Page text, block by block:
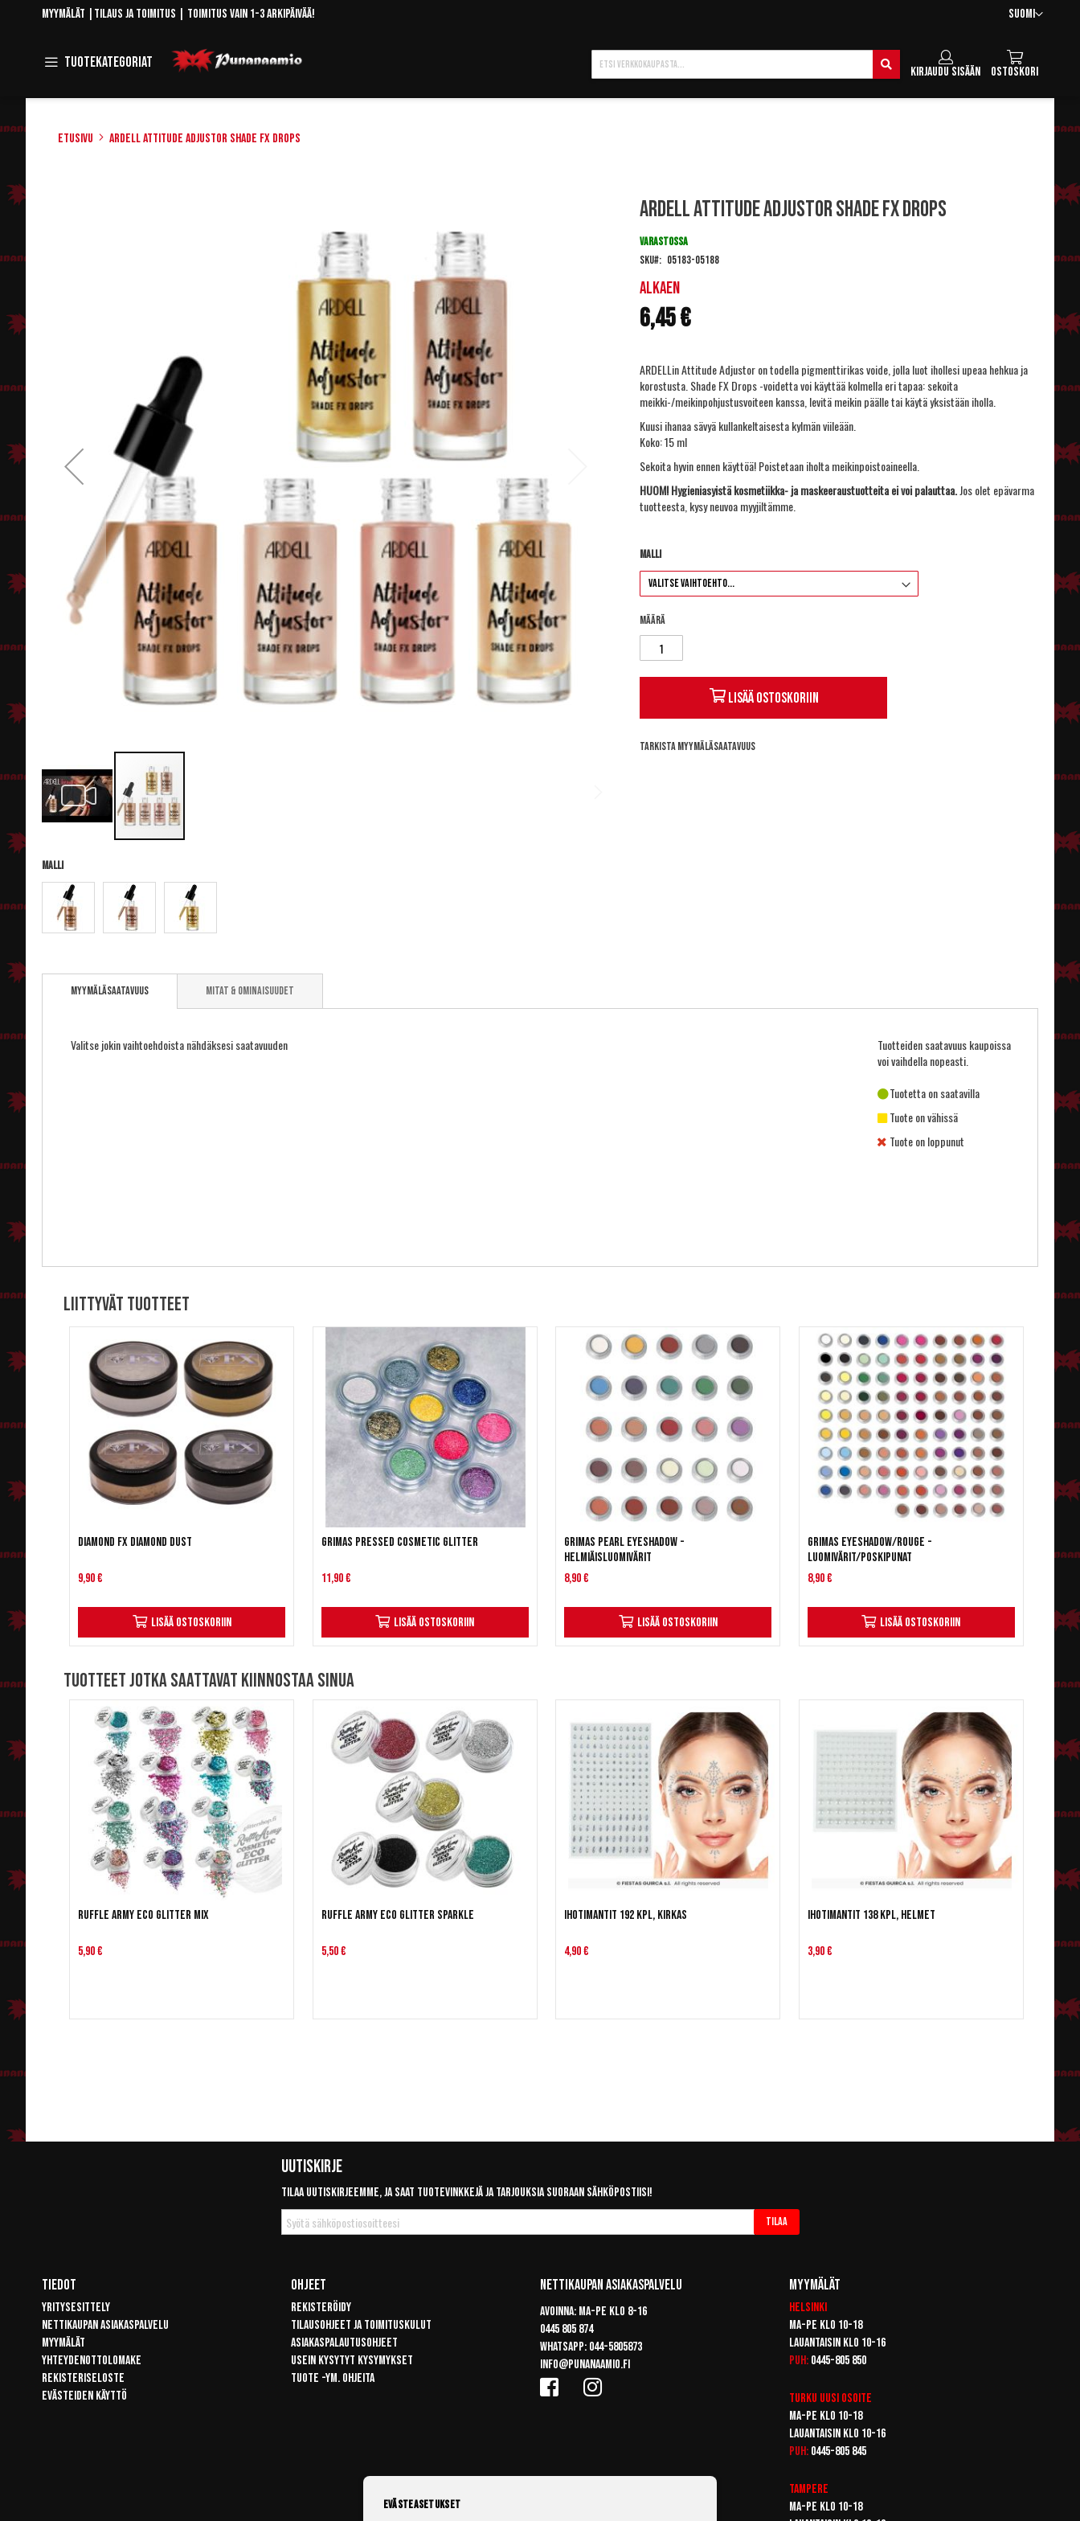
Skip
Kieli
Suomi
Myymälät Tilaus ja toimitus | Toimitus vain 1-3 arkipäivää!
Tuotekategoriat Toggle
Navigation
Ostoskori
Kirjaudu sisään
Hae
Etusivu ARDELL Attitude Adjustor Shade FX Drops
Malli
to
ARDELL Attitude Adjustor Shade FX Drops
Alkaen
6,45 €
VARASTOSSA
SKU
05183-05188
ARDELLin Attitude Adjustor on todella pigmenttirikas voide, jolla luot ihollesi upeaa hehkua ja
korostusta. Shade FX Drops -voidetta voi käyttää kolmella eri tapaa: sekoita
meikki-/meikinpohjustusvoiteen kanssa, levitä meikin päälle tai käytä yksistään iholla.
Kuusi ihanaa sävyä kullankeltaisesta kylmän viileään.
Koko: 15 ml
Sekoita hyvin ennen käyttöä! Poistetaan iholta meikinpoistoaineella.
HUOM! Hygieniasyistä kosmetiikka- ja maskeeraustuotteita ei voi palauttaa.Jos olet epävarma
tuotteesta, kysy neuvoa myyjiltämme.
Malli
Määrä
Lisää ostoskoriin
Tarkista myymäläsaatavuus
Myymäläsaatavuus
Tuotteiden saatavuus kaupoissa
voi vaihdella nopeasti.
Tuotetta on saatavilla
Tuote on vähissä
Tuote on loppunut
Valitse jokin vaihtoehdoista nähdäksesi saatavuuden
Mitat & ominaisuudet
Liittyvät tuotteet
Diamond FX Diamond Dust
9,90 €
Lisää ostoskoriin
Grimas Pressed Cosmetic Glitter
11,90 €
Lisää ostoskoriin
Grimas Pearl Eyeshadow -
Helmiäisluomivärit
8,90 €
Lisää ostoskoriin
Grimas Eyeshadow/Rouge -
Luomivärit/Poskipunat
8,90 €
Lisää ostoskoriin
Tuotteet jotka saattavat kiinnostaa sinua
Ruffle Army Eco Glitter Mix
5,90 €
Ruffle Army Eco Glitter Sparkle
5,50 €
Ihotimantit 192 kpl, kirkas
4,90 €
Ihotimantit 138 kpl, helmet
3,90 €
Uutiskirje
Tilaa uutiskirjeemme, ja saat tuotevinkkejä ja tarjouksia suoraan sähköpostiisi!
Tilaa
uutiskirje
Tilaa
Tiedot
Yritysesittely
Nettikaupan asiakaspalvelu
Myymälät
Yhteydenottolomake
Rekisteriseloste
Evästeiden käyttö
Ohjeet
Rekisteröidy
Tilausohjeet ja toimituskulut
Asiakaspalautusohjeet
Usein kysytyt kysymykset
Tuote -ym. ohjeita
Nettikaupan Asiakaspalvelu
Avoinna: Ma-pe klo 8-16
0445 805 874
Whatsapp: 044-5805873
info@punanaamio.fi
Myymälät
Helsinki
Ma-pe klo 10-18
Lauantaisin klo 10-16
Puh: 0445-805 850
Turku Uusi osoite
Ma-pe klo 10-18
Lauantaisin klo 10-16
Puh: 0445-805 845
Tampere
Ma-pe klo 10-18
Evästeasetukset